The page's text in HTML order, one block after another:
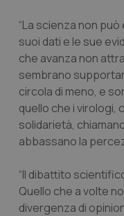
“La scienza non
suoi dati e le sue
che avanza non
sembrano
circola di meno, e
quello che i
solidarietà,
abbassano la
“Il dibattito
Quello che a volte
divergenza di